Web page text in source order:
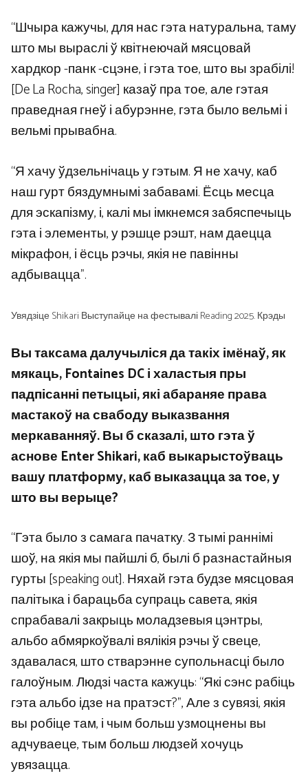
“Шчыра кажучы, для нас гэта натуральна, таму
што мы выраслі ў квітнеючай мясцовай
хардкор -панк -сцэне, і гэта тое, што вы зрабілі!
[De La Rocha, singer] казаў пра тое, але гэтая
праведная гнеў і абурэнне, гэта было вельмі і
вельмі прывабна.
“Я хачу ўдзельнічаць у гэтым. Я не хачу, каб
наш гурт бяздумнымі забавамі. Ёсць месца
для эскапізму, і, калі мы імкнемся забяспечыць
гэта і элементы, у рэшце рэшт, нам даецца
мікрафон, і ёсць рэчы, якія не павінны
адбывацца”.
Увядзіце Shikari Выступайце на фестывалі Reading 2025. Крэды
Вы таксама далучыліся да такіх імёнаў, як
мякаць, Fontaines DC і халастыя пры
падпісанні петыцыі, які абараняе права
мастакоў на свабоду выказвання
меркаванняў. Вы б сказалі, што гэта ў
аснове Enter Shikari, каб выкарыстоўваць
вашу платформу, каб выказацца за тое, у
што вы верыце?
“Гэта было з самага пачатку. З тымі раннімі
шоў, на якія мы пайшлі б, былі б разнастайныя
гурты [speaking out]. Няхай гэта будзе мясцовая
палітыка і барацьба супраць савета, якія
спрабавалі закрыць моладзевыя цэнтры,
альбо абмяркоўвалі вялікія рэчы ў свеце,
здавалася, што стварэнне супольнасці было
галоўным. Людзі часта кажуць: “Які сэнс рабіць
гэта альбо ідзе на пратэст?”, Але з сувязі, якія
вы робіце там, і чым больш узмоцнены вы
адчуваеце, тым больш людзей хочуць
увязацца.